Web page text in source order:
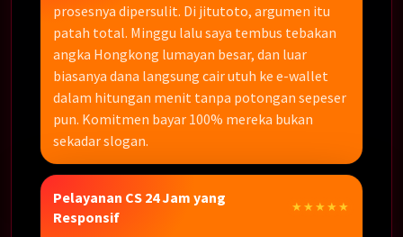
prosesnya dipersulit. Di jitutoto, argumen itu
patah total. Minggu lalu saya tembus tebakan
angka Hongkong lumayan besar, dan luar
biasanya dana langsung cair utuh ke e-wallet
dalam hitungan menit tanpa potongan sepeser
pun. Komitmen bayar 100% mereka bukan
sekadar slogan.
Pelayanan CS 24 Jam yang
Responsif
★★★★★